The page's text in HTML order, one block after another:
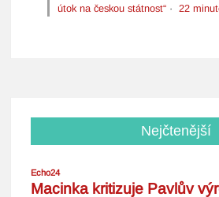
útok na českou státnost“ ·22
Nejčtenější